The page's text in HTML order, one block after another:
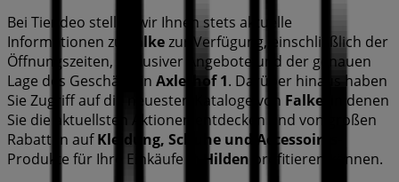
Bei Tiendeo stellen wir Ihnen stets aktuelle
Informationen zu
Falkezur Verfügung, einschließlich der
Öffnungszeiten, exklusiver Angebote und der genauen
Lage des Geschäfts in Axlerhof 1. Darüber hinaus haben
Sie Zugriff auf die neuesten Kataloge von Falke , in denen
Sie die aktuellsten Aktionen entdecken und von großen
Rabatten aufKleidung, Schuhe und Accessoires
Produkte für Ihre Einkäufe in
Hilden profitieren können.